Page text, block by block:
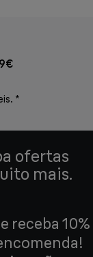
*
ofertas
mais.
receba 10%